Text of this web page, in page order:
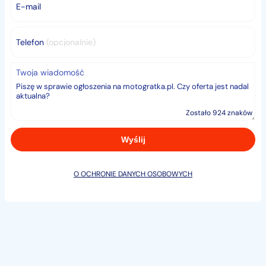
E-mail
Telefon (opcjonalnie)
Twoja wiadomość
Zostało 924 znaków
O OCHRONIE DANYCH OSOBOWYCH